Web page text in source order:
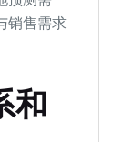
销售需求
和